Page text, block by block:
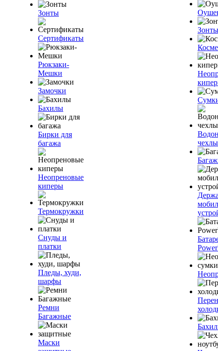
Зонты
Сертификаты
Рюкзаки-
Мешки
Замочки
Бахилы
Бирки для
багажа
Неопреновые
киперы
Термокружки
Снуды и
платки
Пледы, худи,
шарфы
Ремни
Багажные
Маски
Зонты